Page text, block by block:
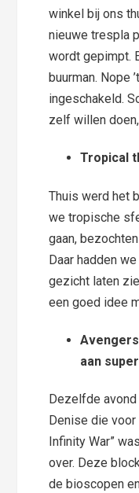
winkel bij ons
nieuwe trespla
wordt gepimpt.
buurman. Nope
ingeschakeld.
zelf willen
Tropical
Thuis werd het
we tropische
gaan,
Daar hadden
gezicht laten
een goed idee
aan
Dezelfde
Denise die voor
Infinity War”
over. Deze
de bioscopen